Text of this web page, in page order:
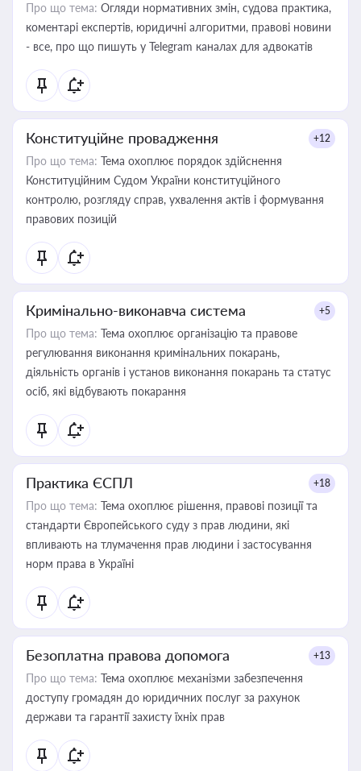
Про що тема: Огляди нормативних змін, судова практика,
коментарі експертів, юридичні алгоритми, правові новини
- все, про що пишуть у Telegram каналах для адвокатів
Конституційне провадження +12
Про що тема: Тема охоплює порядок здійснення
Конституційним Судом України конституційного
контролю, розгляду справ, ухвалення актів і формування
правових позицій
Кримінально-виконавча система +5
Про що тема: Тема охоплює організацію та правове
регулювання виконання кримінальних покарань,
діяльність органів і установ виконання покарань та статус
осіб, які відбувають покарання
Практика ЄСПЛ +18
Про що тема: Тема охоплює рішення, правові позиції та
стандарти Європейського суду з прав людини, які
впливають на тлумачення прав людини і застосування
норм права в Україні
Безоплатна правова допомога +13
Про що тема: Тема охоплює механізми забезпечення
доступу громадян до юридичних послуг за рахунок
держави та гарантії захисту їхніх прав